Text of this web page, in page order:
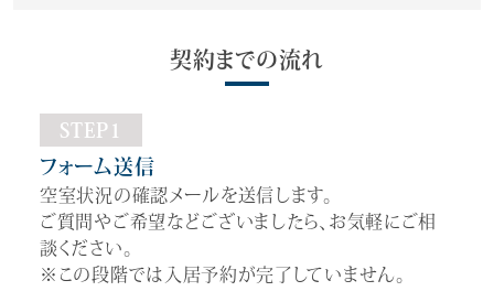
契約までの流れ
STEP1
フォーム送信
空室状況の確認メールを送信します。
ご質問やご希望などございましたら、お気軽にご相
談ください。
※この段階では入居予約が完了していません。